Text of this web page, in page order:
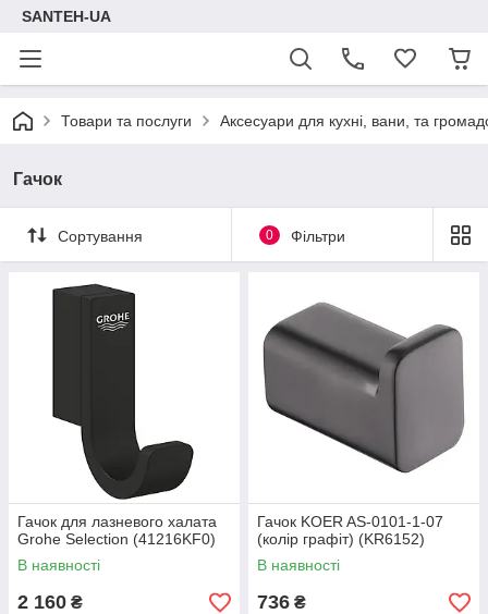
SANTEH-UA
Товари та послуги Аксесуари для кухні, вани, та
Гачок
Сортування 0 Фільтри
Гачок для лазневого халата
Grohe Selection (41216KF0)
В наявності
2 160 ₴
Гачок KOER AS-0101-1-07
(колір графіт) (KR6152)
В наявності
736 ₴